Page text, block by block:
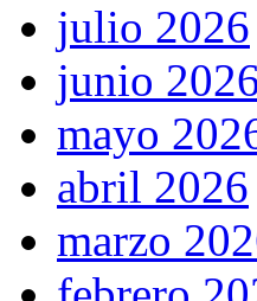
julio 2026
junio
mayo
abril 2026
marzo